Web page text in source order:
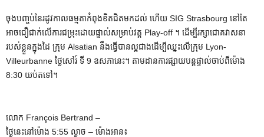
ចុងបញ្ចប់នៃរដូវកាលធម្មតាកំពុងខិតជិតមកដល់ ហើយ SIG Strasbourg នៅតែ
អាចជឿជាក់លើការជម្រុះដោយផ្ទាល់សម្រាប់វគ្គ Play-off ។ ដើម្បីរក្សាជោគវាសនា
របស់ខ្លួនក្នុងដៃ ក្រុម Alsatian នឹងធ្វើបានល្អជាងដើម្បីឈ្នះលើក្រុម Lyon-
Villeurbanne ថ្ងៃសៅរ៍ ទី 9 ឧសភានេះ។ តាមដានការផ្សាយបន្តផ្ទាល់ចាប់ពីម៉ោង
8:30 យប់តទៅ។
លោក François Bertrand –
ថ្ងៃនេះនៅម៉ោង 5:55 ល្ងាច – ម៉ោងអាន៖